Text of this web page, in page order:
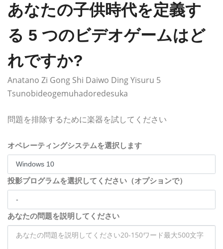
あなたの子供時代を定義す
る 5 つのビデオゲームはど
れですか?
Anatano Zi Gong Shi Daiwo Ding Yisuru 5
Tsunobideogemuhadoredesuka
問題を排除するために楽器を試してください
オペレーティングシステムを選択します
投影プログラムを選択してください（オプションで）
あなたの問題を説明してください